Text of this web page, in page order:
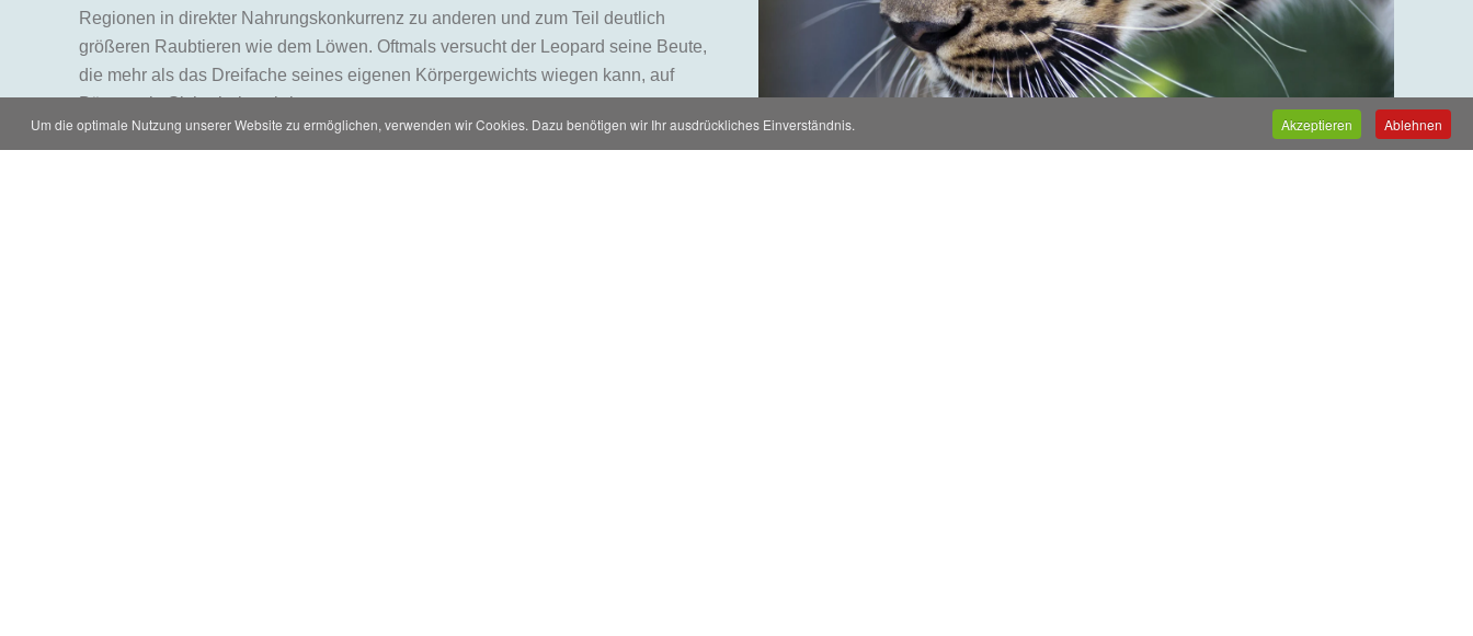
Um die optimale Nutzung unserer Website zu ermöglichen, verwenden wir Cookies. Dazu benötigen wir Ihr ausdrückliches Einverständnis. Akzeptieren Ablehnen
Regionen in direkter Nahrungskonkurrenz zu anderen und zum Teil deutlich
größeren Raubtieren wie dem Löwen. Oftmals versucht der Leopard seine Beute,
die mehr als das Dreifache seines eigenen Körpergewichts wiegen kann, auf
Bäumen in Sicherheit zu bringen.